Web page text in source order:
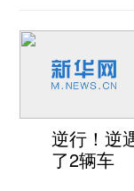
逆行！逆
了2辆车